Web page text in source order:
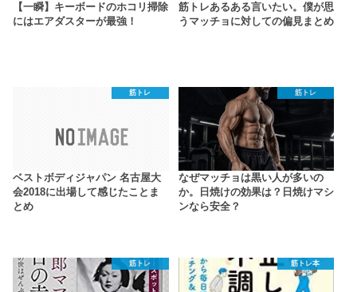
【一瞬】キーボードのホコリ掃除
にはエアダスターが最強！
筋トレあるある言いたい。僕が思
うマッチョに対しての偏見まとめ
筋トレ
ベストボディジャパン 名古屋大
会2018に出場して感じたことま
とめ
筋トレ
なぜマッチョは黒い人が多いの
か。日焼けの効果は？日焼けマシ
ンなら安全？
筋トレ 筋トレ本